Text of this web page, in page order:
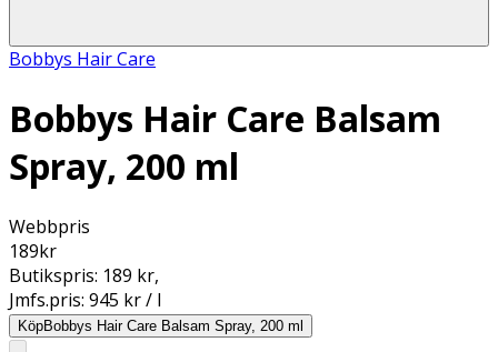
Bobbys Hair Care
Bobbys Hair Care Balsam
Spray, 200 ml
Webbpris
189kr
Butikspris: 189 kr,
Jmfs.pris: 945 kr / l
KöpBobbys Hair Care Balsam Spray, 200 ml